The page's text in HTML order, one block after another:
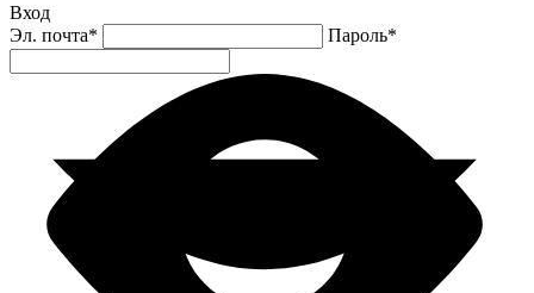
Вход
Эл. почта* Пароль*